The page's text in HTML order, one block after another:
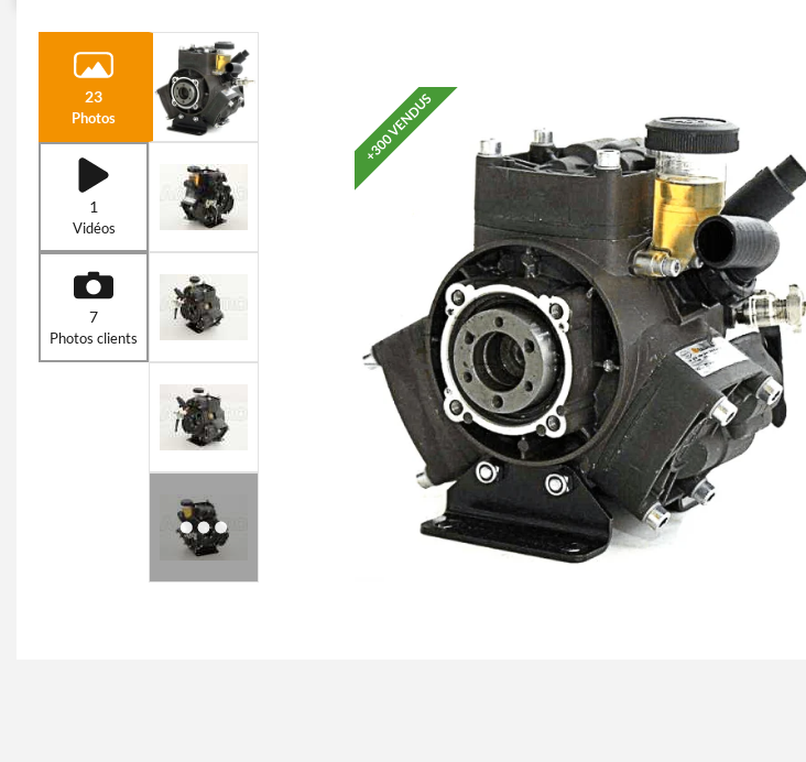
23
Photos
1
Vidéos
7
Photos clients
+300 VENDUS